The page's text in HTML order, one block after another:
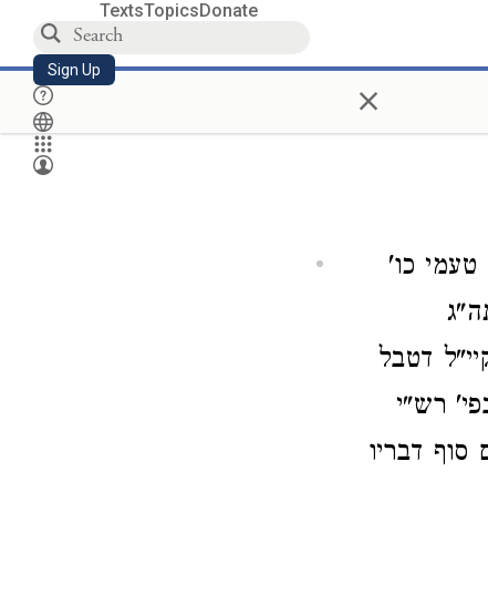
TextsTopicsDonate
Sign Up ×
טעמי כו'
דטבל
רש"י
דבריו